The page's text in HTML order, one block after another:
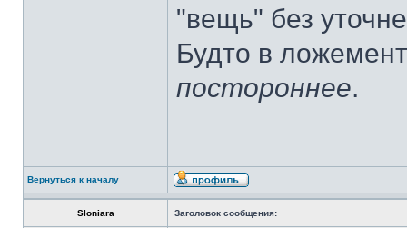
"вещь" без
Будто в
постороннее.
Вернуться к началу
Sloniara Заголовок сообщения: